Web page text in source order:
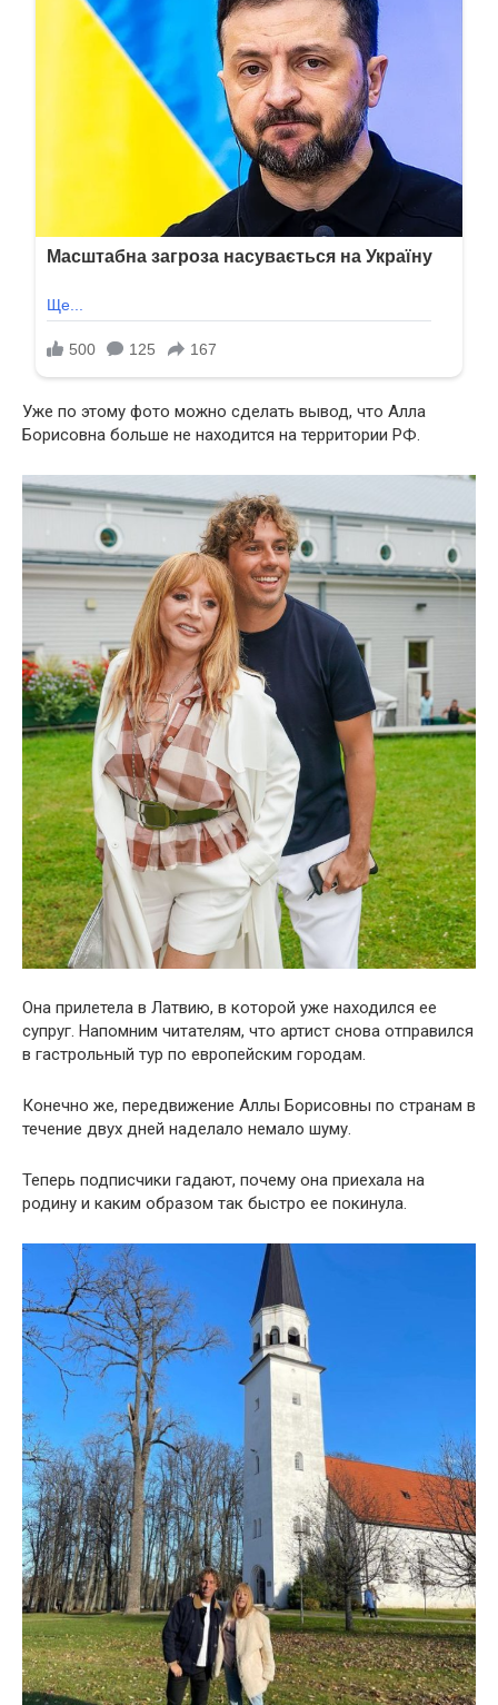
Уже по этому фото можно сделать вывод, что Алла
Борисовна больше не находится на территории РФ.
Она прилетела в Латвию, в которой уже находился ее
супруг. Напомним читателям, что артист снова отправился
в гастрольный тур по европейским городам.
Конечно же, передвижение Аллы Борисовны по странам в
течение двух дней наделало немало шуму.
Теперь подписчики гадают, почему она приехала на
родину и каким образом так быстро ее покинула.